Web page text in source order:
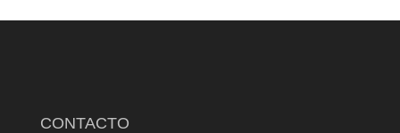
CONTACTO